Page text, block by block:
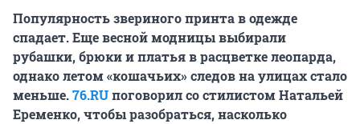
Популярность звериного принта в одежде
спадает. Еще весной модницы выбирали
рубашки, брюки и платья в расцветке леопарда,
однако летом «кошачьих» следов на улицах стало
меньше.76.RUпоговорил со стилистом Натальей
Еременко, чтобы разобраться, насколько